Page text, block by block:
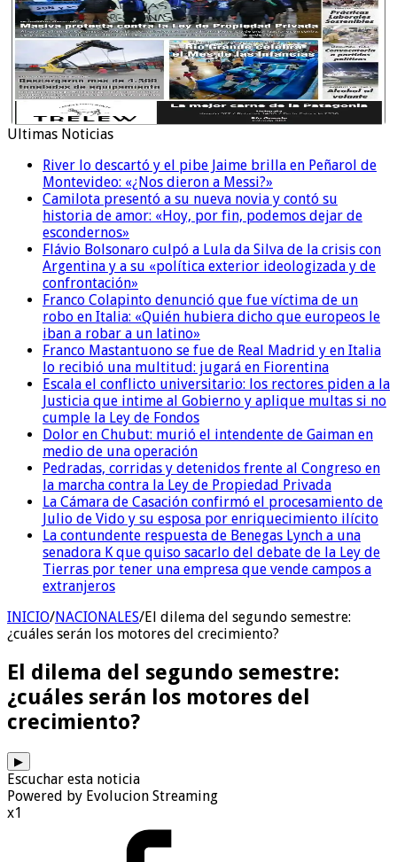
Ultimas Noticias
River lo descartó y el pibe Jaime brilla en Peñarol de
Montevideo: «¿Nos dieron a Messi?»
Camilota presentó a su nueva novia y contó su
historia de amor: «Hoy, por fin, podemos dejar de
escondernos»
Flávio Bolsonaro culpó a Lula da Silva de la crisis con
Argentina y a su «política exterior ideologizada y de
confrontación»
Franco Colapinto denunció que fue víctima de un
robo en Italia: «Quién hubiera dicho que europeos le
iban a robar a un latino»
Franco Mastantuono se fue de Real Madrid y en Italia
lo recibió una multitud: jugará en Fiorentina
Escala el conflicto universitario: los rectores piden a la
Justicia que intime al Gobierno y aplique multas si no
cumple la Ley de Fondos
Dolor en Chubut: murió el intendente de Gaiman en
medio de una operación
Pedradas, corridas y detenidos frente al Congreso en
la marcha contra la Ley de Propiedad Privada
La Cámara de Casación confirmó el procesamiento de
Julio de Vido y su esposa por enriquecimiento ilícito
La contundente respuesta de Benegas Lynch a una
senadora K que quiso sacarlo del debate de la Ley de
Tierras por tener una empresa que vende campos a
extranjeros
INICIO/NACIONALES/El dilema del segundo semestre:
¿cuáles serán los motores del crecimiento?
El dilema del segundo semestre:
¿cuáles serán los motores del
crecimiento?
▶
Escuchar esta noticia
Powered by Evolucion Streaming
x1